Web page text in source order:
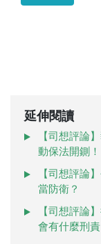
延伸閱讀
【司想評論
動保法開鍘！
【司想評論
當防衛？
【司想評論
會有什麼刑責